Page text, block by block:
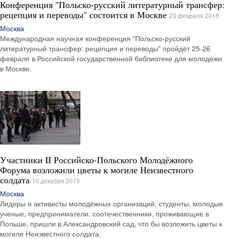
Конференция "Польско-русский литературный трансфер:
рецепция и переводы" состоится в Москве 23 февраля 2016
Москва
Международная научная конференция "Польско-русский
литературный трансфер: рецепция и переводы" пройдёт 25-26
февраля в Российской государственной библиотеке для молодежи
в Москве.
Участники II Российско-Польского Молодёжного
Форума возложили цветы к могиле Неизвестного
солдата 10 декабря 2015
Москва
Лидеры и активисты молодёжных организаций, студенты, молодые
ученые, предприниматели, соотечественники, проживающие в
Польше, пришли в Александровский сад, что бы возложить цветы к
могиле Неизвестного солдата.